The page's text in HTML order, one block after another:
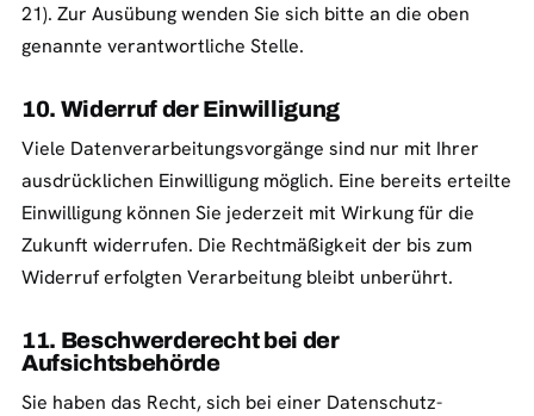
21). Zur Ausübung wenden Sie sich bitte an die oben
genannte verantwortliche Stelle.
10. Widerruf der Einwilligung
Viele Datenverarbeitungsvorgänge sind nur mit Ihrer
ausdrücklichen Einwilligung möglich. Eine bereits erteilte
Einwilligung können Sie jederzeit mit Wirkung für die
Zukunft widerrufen. Die Rechtmäßigkeit der bis zum
Widerruf erfolgten Verarbeitung bleibt unberührt.
11. Beschwerderecht bei der
Aufsichtsbehörde
Sie haben das Recht, sich bei einer Datenschutz-